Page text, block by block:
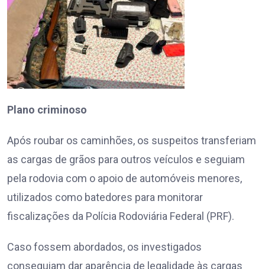
Plano criminoso
Após roubar os caminhões, os suspeitos transferiam
as cargas de grãos para outros veículos e seguiam
pela rodovia com o apoio de automóveis menores,
utilizados como batedores para monitorar
fiscalizações da Polícia Rodoviária Federal (PRF).
Caso fossem abordados, os investigados
conseguiam dar aparência de legalidade às cargas